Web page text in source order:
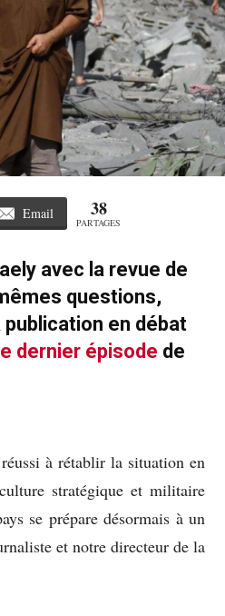
Email 38
PARTAGES
avec la revue de
questions,
en débat
le dernier épisode de
à rétablir la situation en
stratégique et militaire
se prépare désormais à un
et notre directeur de la